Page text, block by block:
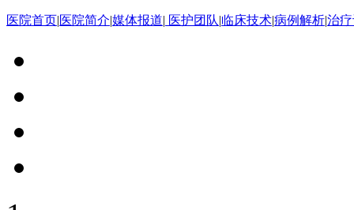
医院首页|医院简介|媒体报道| 医护团队|临床技术|病例解析|治